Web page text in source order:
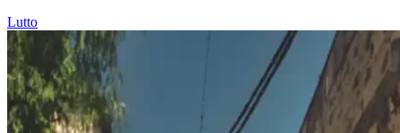
Lutto